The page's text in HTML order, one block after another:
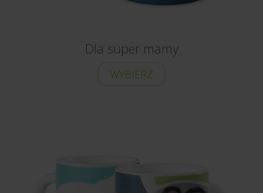
Dla super mamy
WYBIERZ